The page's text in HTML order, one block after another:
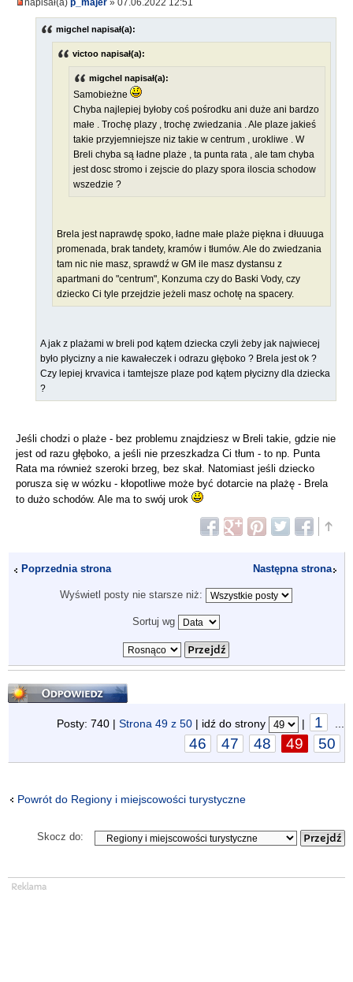
migchel napisał(a):
victoo napisał(a):
migchel napisał(a):
Samobieżne
Chyba najlepiej byłoby coś pośrodku ani duże ani bardzo
małe . Trochę plazy , trochę zwiedzania . Ale plaze jakieś
takie przyjemniejsze niz takie w centrum , urokliwe . W
Breli chyba są ładne plaże , ta punta rata , ale tam chyba
jest dosc stromo i zejscie do plazy spora iloscia schodow
wszedzie ?
Brela jest naprawdę spoko, ładne małe plaże piękna i dłuuuga
promenada, brak tandety, kramów i tłumów. Ale do zwiedzania
tam nic nie masz, sprawdź w GM ile masz dystansu z
apartmani do "centrum", Konzuma czy do Baski Vody, czy
dziecko Ci tyle przejdzie jeżeli masz ochotę na spacery.
A jak z plażami w breli pod kątem dziecka czyli żeby jak najwiecej
było płycizny a nie kawałeczek i odrazu głęboko ? Brela jest ok ?
Czy lepiej krvavica i tamtejsze plaze pod kątem płycizny dla dziecka
?
Jeśli chodzi o plaże - bez problemu znajdziesz w Breli takie, gdzie nie
jest od razu głęboko, a jeśli nie przeszkadza Ci tłum - to np. Punta
Rata ma również szeroki brzeg, bez skał. Natomiast jeśli dziecko
porusza się w wózku - kłopotliwe może być dotarcie na plażę - Brela
to dużo schodów. Ale ma to swój urok
Poprzednia strona Następna strona
Wyświetl posty nie starsze niż:
Sortuj wg
Odpowiedz
Posty: 740 | Strona 49 z 50 | idź do strony | 1
46 47 48 49 50
Powrót do Regiony i miejscowości turystyczne
Skocz do: